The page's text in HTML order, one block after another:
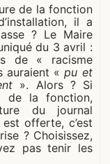
de la fonction
il a
? Le Maire
du 3 avril :
de « racisme
auraient « pu et
». Alors ? Si
de la fonction,
du journal
offerte, c’est
? Choisissez,
pas tenir les